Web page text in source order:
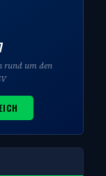
rund um den